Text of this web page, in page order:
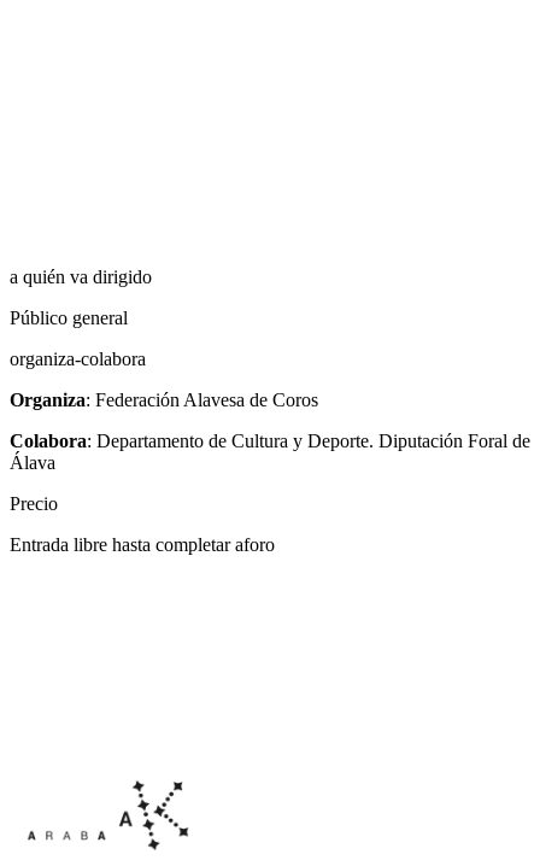
a quién va dirigido
Público general
organiza-colabora
Organiza: Federación Alavesa de Coros
Colabora: Departamento de Cultura y Deporte. Diputación Foral de
Álava
Precio
Entrada libre hasta completar aforo